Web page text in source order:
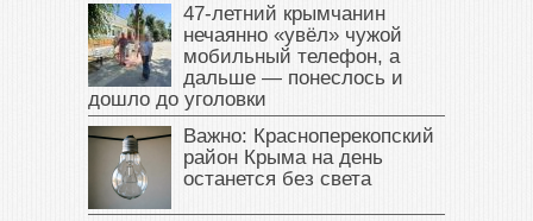
47‑летний крымчанин
нечаянно «увёл» чужой
мобильный телефон, а
дальше — понеслось и
дошло до уголовки
Важно: Красноперекопский
район Крыма на день
останется без света